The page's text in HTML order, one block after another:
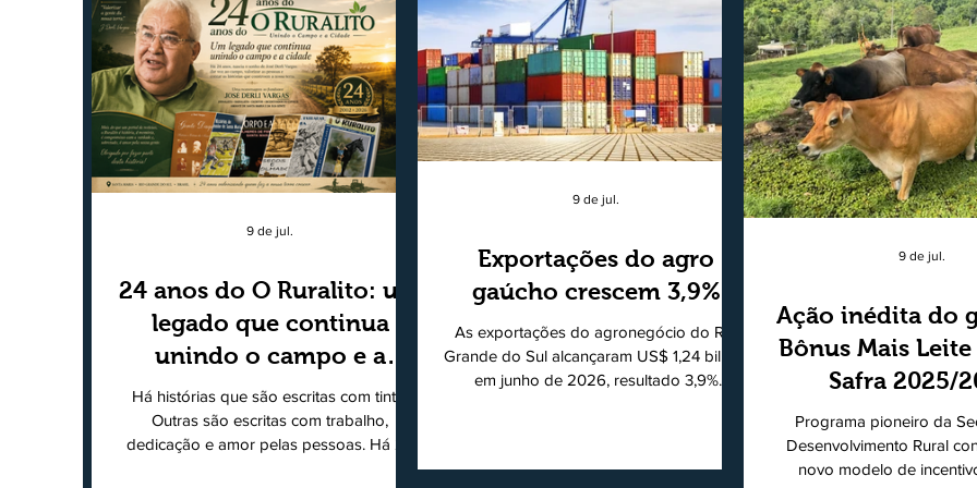
24 anos do O Ruralito: um
legado que continua
unindo o campo e a
cidade
Há histórias que são escritas com tinta.
Outras são escritas com trabalho,
dedicação e amor pelas pessoas. Há 24
9 de jul.
Exportações do agro
gaúcho crescem 3,9%
As exportações do agronegócio do Rio
Grande do Sul alcançaram US$ 1,24 bilhão
em junho de 2026, resultado 3,9%
Sul, o setor respondeu por 68,9% de
9 de jul.
Ação inédita do
Bônus Mais Leite
Safra 2025/
consolidando
modelo de
produtores
Programa pioneiro da
Desenvolvimento Rural
novo modelo de
9 de jul.